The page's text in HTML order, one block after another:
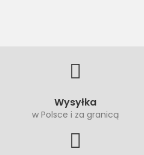
Wysyłka
w Polsce i za granicą